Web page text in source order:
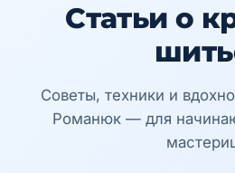
Статьи о
Советы, техники и
Романюк — для